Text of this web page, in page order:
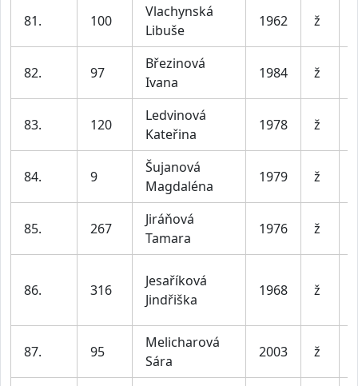
81. 100
Vlachynská
Libuše
1962 ž
82. 97
Březinová
Ivana
1984 ž
83. 120
Ledvinová
Kateřina
1978 ž
84. 9
Šujanová
Magdaléna
1979 ž
85. 267
Jiráňová
Tamara
1976 ž
86. 316
Jesaříková
Jindřiška
1968 ž
87. 95
Melicharová
Sára
2003 ž